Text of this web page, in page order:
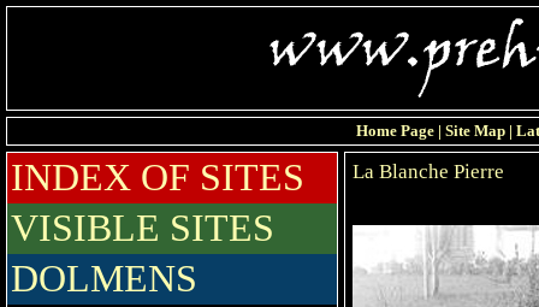
Home Page | Site Map |
INDEX OF SITES
VISIBLE SITES
DOLMENS
La Blanche Pierre